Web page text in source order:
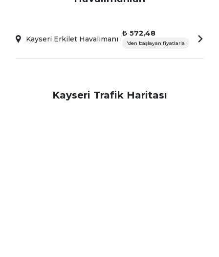
Kayseri Erkilet Havalimanı
₺ 572,48
'den başlayan fiyatlarla
Kayseri Trafik Haritası